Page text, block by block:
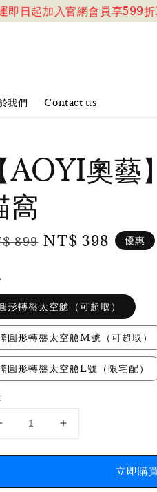
起加入官網會員享599折
我們 Contact us
【AOYI奧
窩
899 Sale
NT$ 398 優惠
形轉盤太空艙（可超取）
圓形轉盤太空艙M號（可超取）
圓形轉盤太空艙L號（限宅配）
立即購